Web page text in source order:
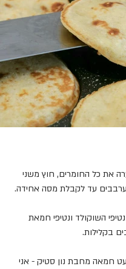
את כל החומרים, חוץ משני
עד לקבלת מסה אחידה.
השוקולד ונטיפי חמאת
בקלילות.
חמאה מחבת נון סטיק - אני